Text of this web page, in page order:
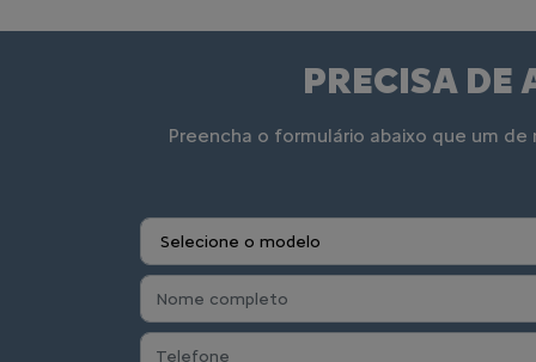
PRECISA DE
Preencha o formulário abaixo que um